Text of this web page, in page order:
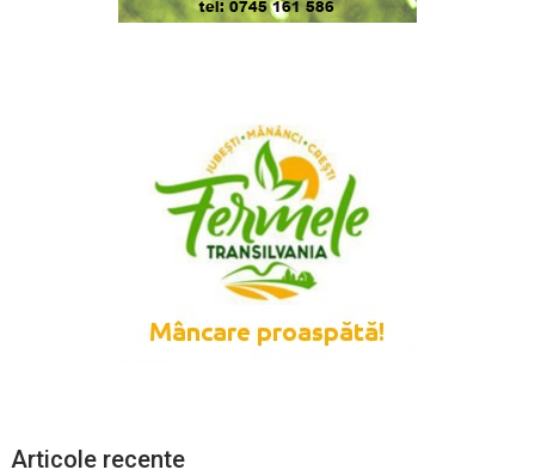
Articole recente